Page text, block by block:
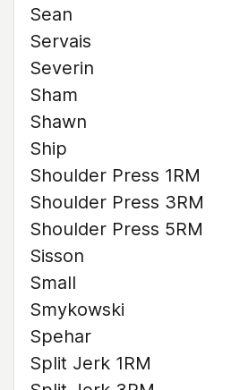
Sean
Servais
Severin
Sham
Shawn
Ship
Shoulder Press 1RM
Shoulder Press 3RM
Shoulder Press 5RM
Sisson
Small
Smykowski
Spehar
Split Jerk 1RM